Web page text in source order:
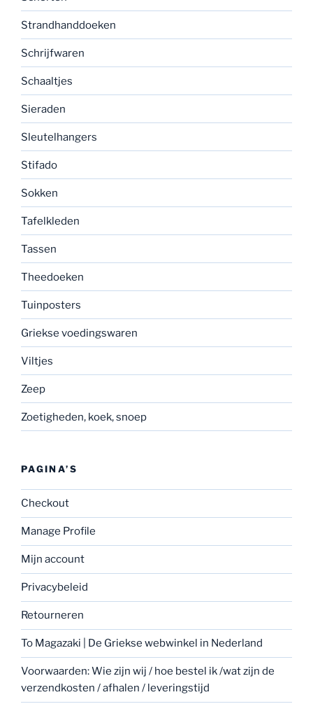
Strandhanddoeken
Schrijfwaren
Schaaltjes
Sieraden
Sleutelhangers
Stifado
Sokken
Tafelkleden
Tassen
Theedoeken
Tuinposters
Griekse voedingswaren
Viltjes
Zeep
Zoetigheden, koek, snoep
PAGINA’S
Checkout
Manage Profile
Mijn account
Privacybeleid
Retourneren
To Magazaki | De Griekse webwinkel in Nederland
Voorwaarden: Wie zijn wij / hoe bestel ik /wat zijn de
verzendkosten / afhalen / leveringstijd